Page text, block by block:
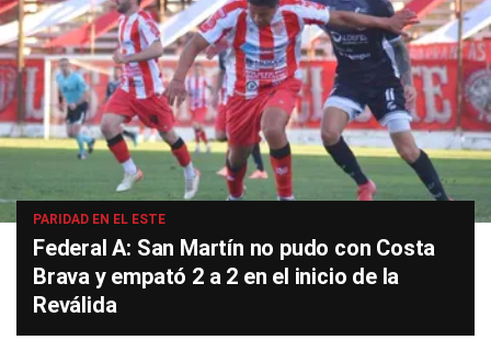
PARIDAD EN EL ESTE
Federal A: San Martín no pudo con Costa
Brava y empató 2 a 2 en el inicio de la
Reválida